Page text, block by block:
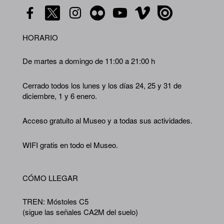
HORARIO
De martes a domingo de 11:00 a 21:00 h
Cerrado todos los lunes y los días 24, 25 y 31 de
diciembre, 1 y 6 enero.
Acceso gratuito al Museo y a todas sus actividades.
WIFI gratis en todo el Museo.
CÓMO LLEGAR
TREN: Móstoles C5
(sigue las señales CA2M del suelo)